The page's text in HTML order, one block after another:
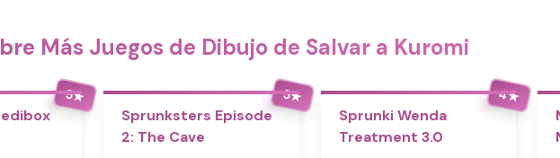
Más Juegos de Dibujo de Salvar a Kuromi
5★ 5★
Sprunksters Episode
2: The Cave
4★
Sprunki Wenda
Treatment 3.0